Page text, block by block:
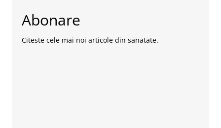
Abonare
Citeste cele mai noi articole din sanatate.